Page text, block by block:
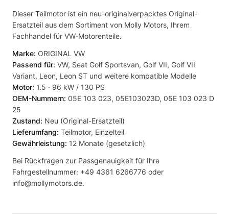
Dieser Teilmotor ist ein neu-originalverpacktes Original-
Ersatzteil aus dem Sortiment von Molly Motors, Ihrem
Fachhandel für VW-Motorenteile.
Marke: ORIGINAL VW
Passend für: VW, Seat Golf Sportsvan, Golf VII, Golf VII
Variant, Leon, Leon ST und weitere kompatible Modelle
Motor: 1.5 · 96 kW / 130 PS
OEM-Nummern: 05E 103 023, 05E103023D, 05E 103 023 D
25
Zustand: Neu (Original-Ersatzteil)
Lieferumfang: Teilmotor, Einzelteil
Gewährleistung: 12 Monate (gesetzlich)
Bei Rückfragen zur Passgenauigkeit für Ihre
Fahrgestellnummer: +49 4361 6266776 oder
info@mollymotors.de.